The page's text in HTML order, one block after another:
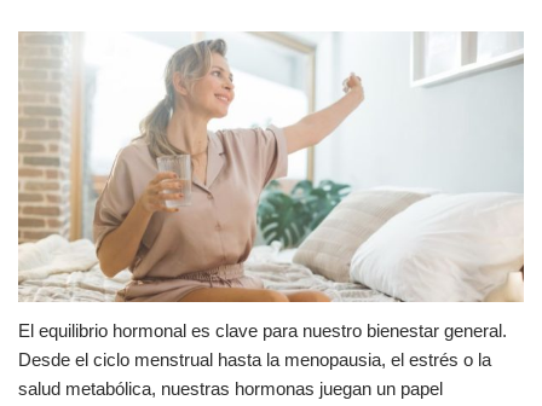
El equilibrio hormonal es clave para nuestro bienestar general.
Desde el ciclo menstrual hasta la menopausia, el estrés o la
salud metabólica, nuestras hormonas juegan un papel